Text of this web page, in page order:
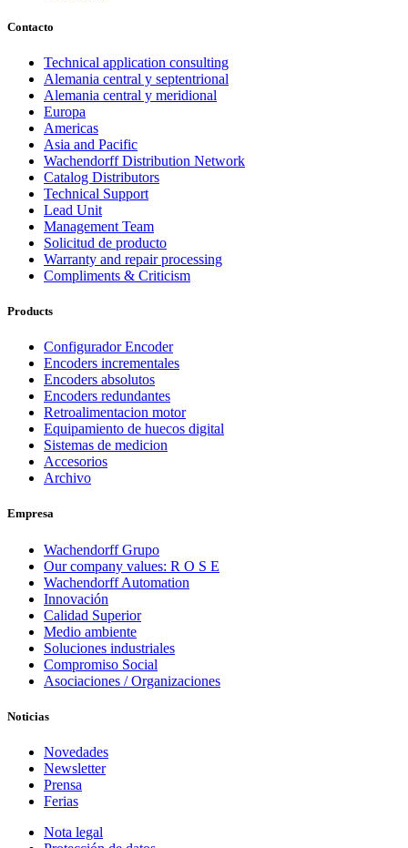
Contacto
Technical application consulting
Alemania central y septentrional
Alemania central y meridional
Europa
Americas
Asia and Pacific
Wachendorff Distribution Network
Catalog Distributors
Technical Support
Lead Unit
Management Team
Solicitud de producto
Warranty and repair processing
Compliments & Criticism
Products
Configurador Encoder
Encoders incrementales
Encoders absolutos
Encoders redundantes
Retroalimentacion motor
Equipamiento de huecos digital
Sistemas de medicion
Accesorios
Archivo
Empresa
Wachendorff Grupo
Our company values: R O S E
Wachendorff Automation
Innovación
Calidad Superior
Medio ambiente
Soluciones industriales
Compromiso Social
Asociaciones / Organizaciones
Noticias
Novedades
Newsletter
Prensa
Ferias
Nota legal